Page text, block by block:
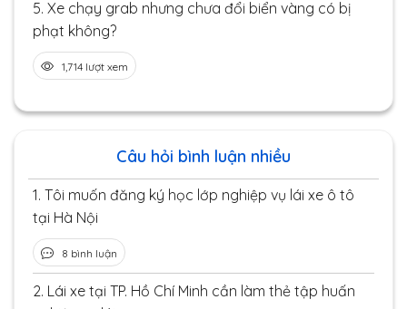
5. Xe chạy grab nhưng chưa đổi biển vàng có bị
phạt không?
1,714 lượt xem
Câu hỏi bình luận nhiều
1. Tôi muốn đăng ký học lớp nghiệp vụ lái xe ô tô
tại Hà Nội
8 bình luận
2. Lái xe tại TP. Hồ Chí Minh cần làm thẻ tập huấn